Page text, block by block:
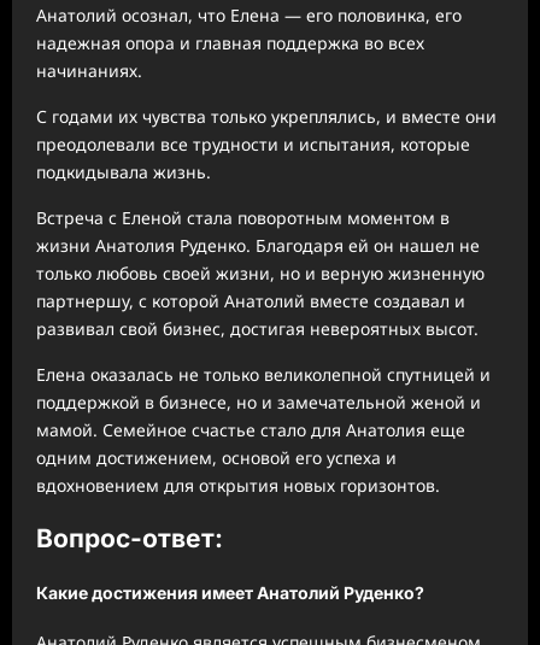
Анатолий осознал, что Елена — его половинка, его
надежная опора и главная поддержка во всех
начинаниях.
С годами их чувства только укреплялись, и вместе они
преодолевали все трудности и испытания, которые
подкидывала жизнь.
Встреча с Еленой стала поворотным моментом в
жизни Анатолия Руденко. Благодаря ей он нашел не
только любовь своей жизни, но и верную жизненную
партнершу, с которой Анатолий вместе создавал и
развивал свой бизнес, достигая невероятных высот.
Елена оказалась не только великолепной спутницей и
поддержкой в бизнесе, но и замечательной женой и
мамой. Семейное счастье стало для Анатолия еще
одним достижением, основой его успеха и
вдохновением для открытия новых горизонтов.
Вопрос-ответ:
Какие достижения имеет Анатолий Руденко?